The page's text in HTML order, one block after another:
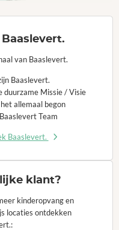
van Baaslevert.
Baaslevert.
duurzame Missie / Visie
allemaal begon
Team
Baaslevert.
klant?
kinderopvang en
locaties ontdekken